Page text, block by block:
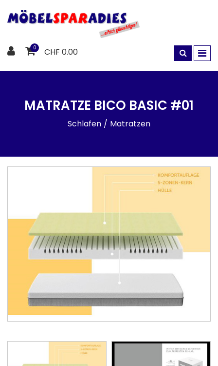
0 CHF 0.00
MATRATZE BICO BASIC #01
Schlafen Matratzen